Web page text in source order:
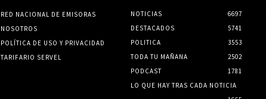
RED NACIONAL DE EMISORAS
NOSOTROS
POLÍTICA DE USO Y PRIVACIDAD
TARIFARIO SERVEL
NOTICIAS
6697
DESTACADOS
5741
POLITICA
3553
TODA TU MAÑANA
2502
PODCAST
1781
LO QUE HAY TRAS CADA NOTICIA